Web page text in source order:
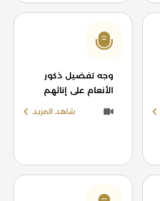
وجه تفضيل ذكور
الأنعام على إناثهم
شاهد المزيد